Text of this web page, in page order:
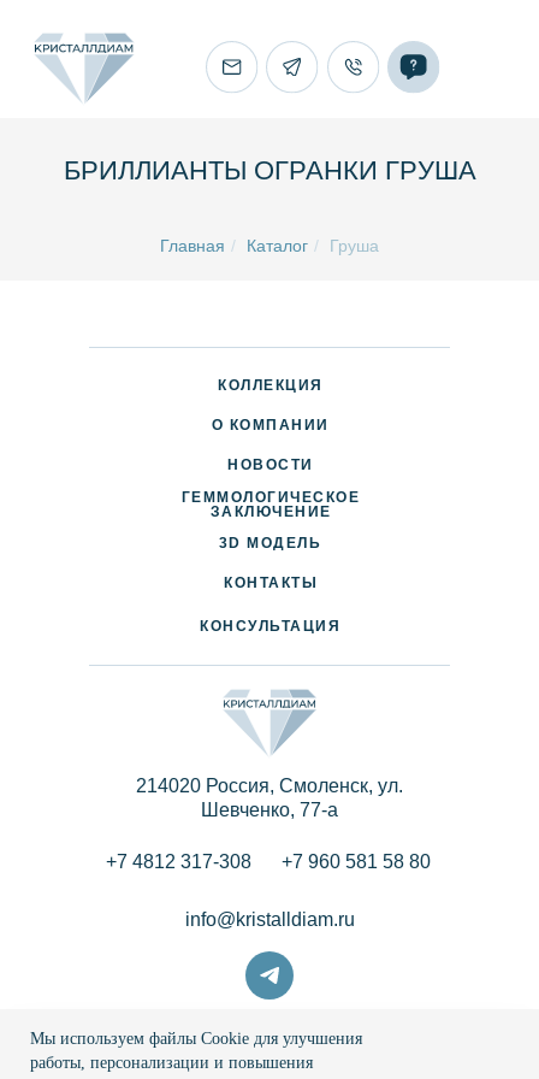
БРИЛЛИАНТЫ ОГРАНКИ ГРУША
Главная / Каталог / Груша
info@kristalldiam.ru
214020 Россия, Смоленск, ул.
Шевченко, 77-a
+7 4812 317-308 +7 960 581 58 80
КОНТАКТЫ
КОЛЛЕКЦИЯ
НОВОСТИ
О КОМПАНИИ
ДОСТАВКА И ОПЛАТА
ПАРТНЕРАМ
3D МОДЕЛЬ
КОНСУЛЬТАЦИЯ
ГЕММОЛОГИЧЕСКОЕ
ЗАКЛЮЧЕНИЕ
© 2026 Кристаллдиам
Мы используем файлы Cookie для улучшения
работы, персонализации и повышения